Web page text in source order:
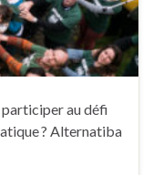
au défi
? Alternatiba